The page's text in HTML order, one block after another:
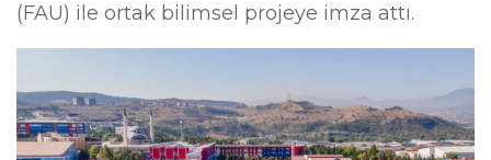
(FAU) ile ortak bilimsel projeye imza attı.